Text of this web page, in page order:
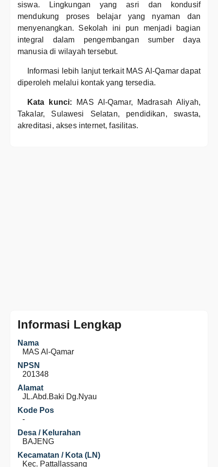
siswa. Lingkungan yang asri dan kondusif
mendukung proses belajar yang nyaman dan
menyenangkan. Sekolah ini pun menjadi bagian
integral dalam pengembangan sumber daya
manusia di wilayah tersebut.
Informasi lebih lanjut terkait MAS Al-Qamar dapat
diperoleh melalui kontak yang tersedia.
Kata kunci: MAS Al-Qamar, Madrasah Aliyah,
Takalar, Sulawesi Selatan, pendidikan, swasta,
akreditasi, akses internet, fasilitas.
Informasi Lengkap
Nama
MAS Al-Qamar
NPSN
201348
Alamat
JL.Abd.Baki Dg.Nyau
Kode Pos
-
Desa / Kelurahan
BAJENG
Kecamatan / Kota (LN)
Kec. Pattallassang